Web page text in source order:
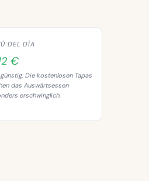
DEL DÍA
€
günstig. Die kostenlosen Tapas
das Auswärtsessen
erschwinglich.